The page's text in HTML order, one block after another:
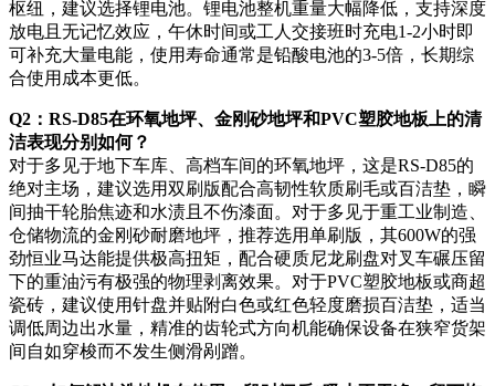
枢纽，建议选择锂电池。锂电池整机重量大幅降低，支持深度
放电且无记忆效应，午休时间或工人交接班时充电1-2小时即
可补充大量电能，使用寿命通常是铅酸电池的3-5倍，长期综
合使用成本更低。
Q2：RS-D85在环氧地坪、金刚砂地坪和PVC塑胶地板上的清
洁表现分别如何？
对于多见于地下车库、高档车间的环氧地坪，这是RS-D85的
绝对主场，建议选用双刷版配合高韧性软质刷毛或百洁垫，瞬
间抽干轮胎焦迹和水渍且不伤漆面。对于多见于重工业制造、
仓储物流的金刚砂耐磨地坪，推荐选用单刷版，其600W的强
劲恒业马达能提供极高扭矩，配合硬质尼龙刷盘对叉车碾压留
下的重油污有极强的物理剥离效果。对于PVC塑胶地板或商超
瓷砖，建议使用针盘并贴附白色或红色轻度磨损百洁垫，适当
调低周边出水量，精准的齿轮式方向机能确保设备在狭窄货架
间自如穿梭而不发生侧滑剐蹭。